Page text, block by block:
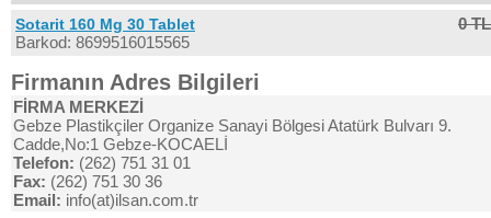
Sotarit 160 Mg 30 Tablet
Barkod: 8699516015565
0 TL
Firmanın Adres Bilgileri
FİRMA MERKEZİ
Gebze Plastikçiler Organize Sanayi Bölgesi Atatürk Bulvarı 9.
Cadde,No:1 Gebze-KOCAELİ
Telefon: (262) 751 31 01
Fax: (262) 751 30 36
Email: info(at)ilsan.com.tr